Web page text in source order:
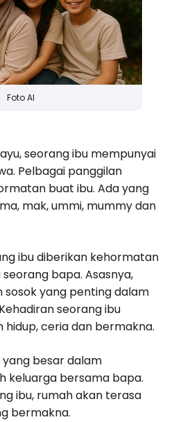
Foto AI
seorang ibu mempunyai
Pelbagai panggilan
buat ibu. Ada yang
mak, ummi, mummy dan
ibu diberikan kehormatan
bapa. Asasnya,
yang penting dalam
seorang ibu
hidup, ceria dan bermakna.
besar dalam
keluarga bersama bapa.
ibu, rumah akan terasa
bermakna.